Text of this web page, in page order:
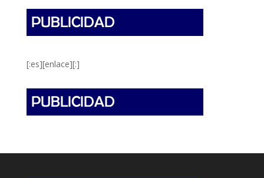
[:es][enlace][:]